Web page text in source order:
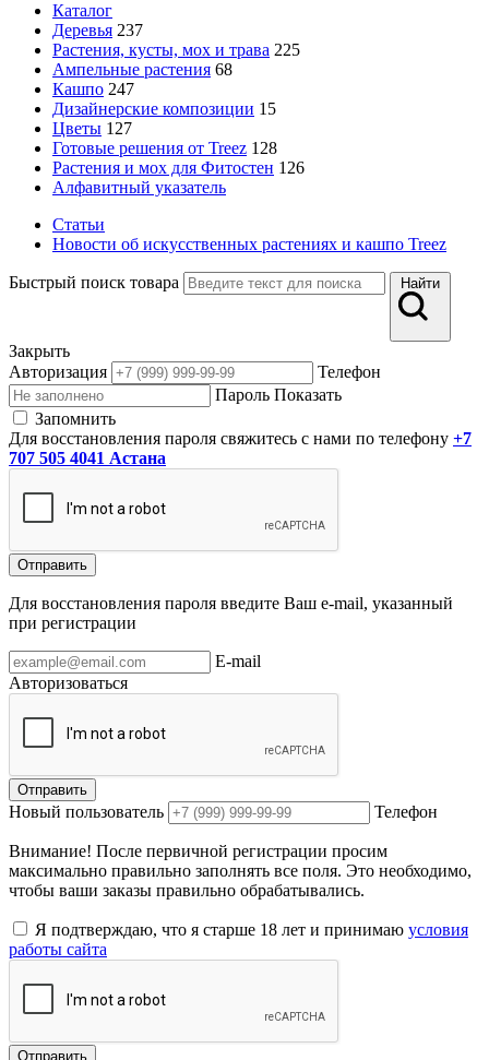
Каталог
Деревья 237
Растения, кусты, мох и трава 225
Ампельные растения 68
Кашпо 247
Дизайнерские композиции 15
Цветы 127
Готовые решения от Treez 128
Растения и мох для Фитостен 126
Алфавитный указатель
Статьи
Новости об искусственных растениях и кашпо Treez
Быстрый поиск товара Найти
Закрыть
Авторизация
Телефон
Пароль Показать
Запомнить
Для восстановления пароля свяжитесь с нами по телефону +7
707 505 4041 Астана
Отправить
Для восстановления пароля введите Ваш e-mail, указанный
при регистрации
E-mail
Авторизоваться
Отправить
Новый пользователь Телефон
Внимание! После первичной регистрации просим
максимально правильно заполнять все поля. Это необходимо,
чтобы ваши заказы правильно обрабатывались.
Я подтверждаю, что я старше 18 лет и принимаю условия
работы сайта
Отправить